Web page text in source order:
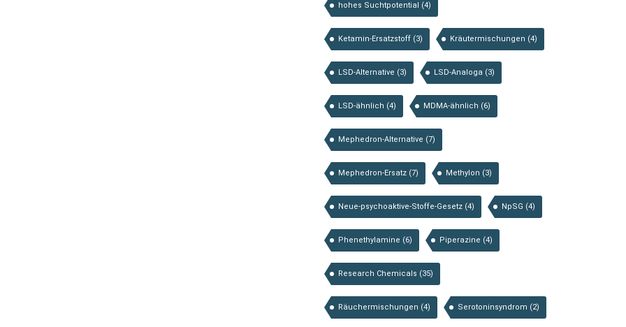
hohes Suchtpotential (4)
Ketamin-Ersatzstoff (3) Kräutermischungen (4)
LSD-Alternative (3) LSD-Analoga (3)
LSD-ähnlich (4) MDMA-ähnlich (6)
Mephedron-Alternative (7)
Mephedron-Ersatz (7) Methylon (3)
Neue-psychoaktive-Stoffe-Gesetz (4) NpSG (4)
Phenethylamine (6) Piperazine (4)
Research Chemicals (35)
Räuchermischungen (4) Serotoninsyndrom (2)